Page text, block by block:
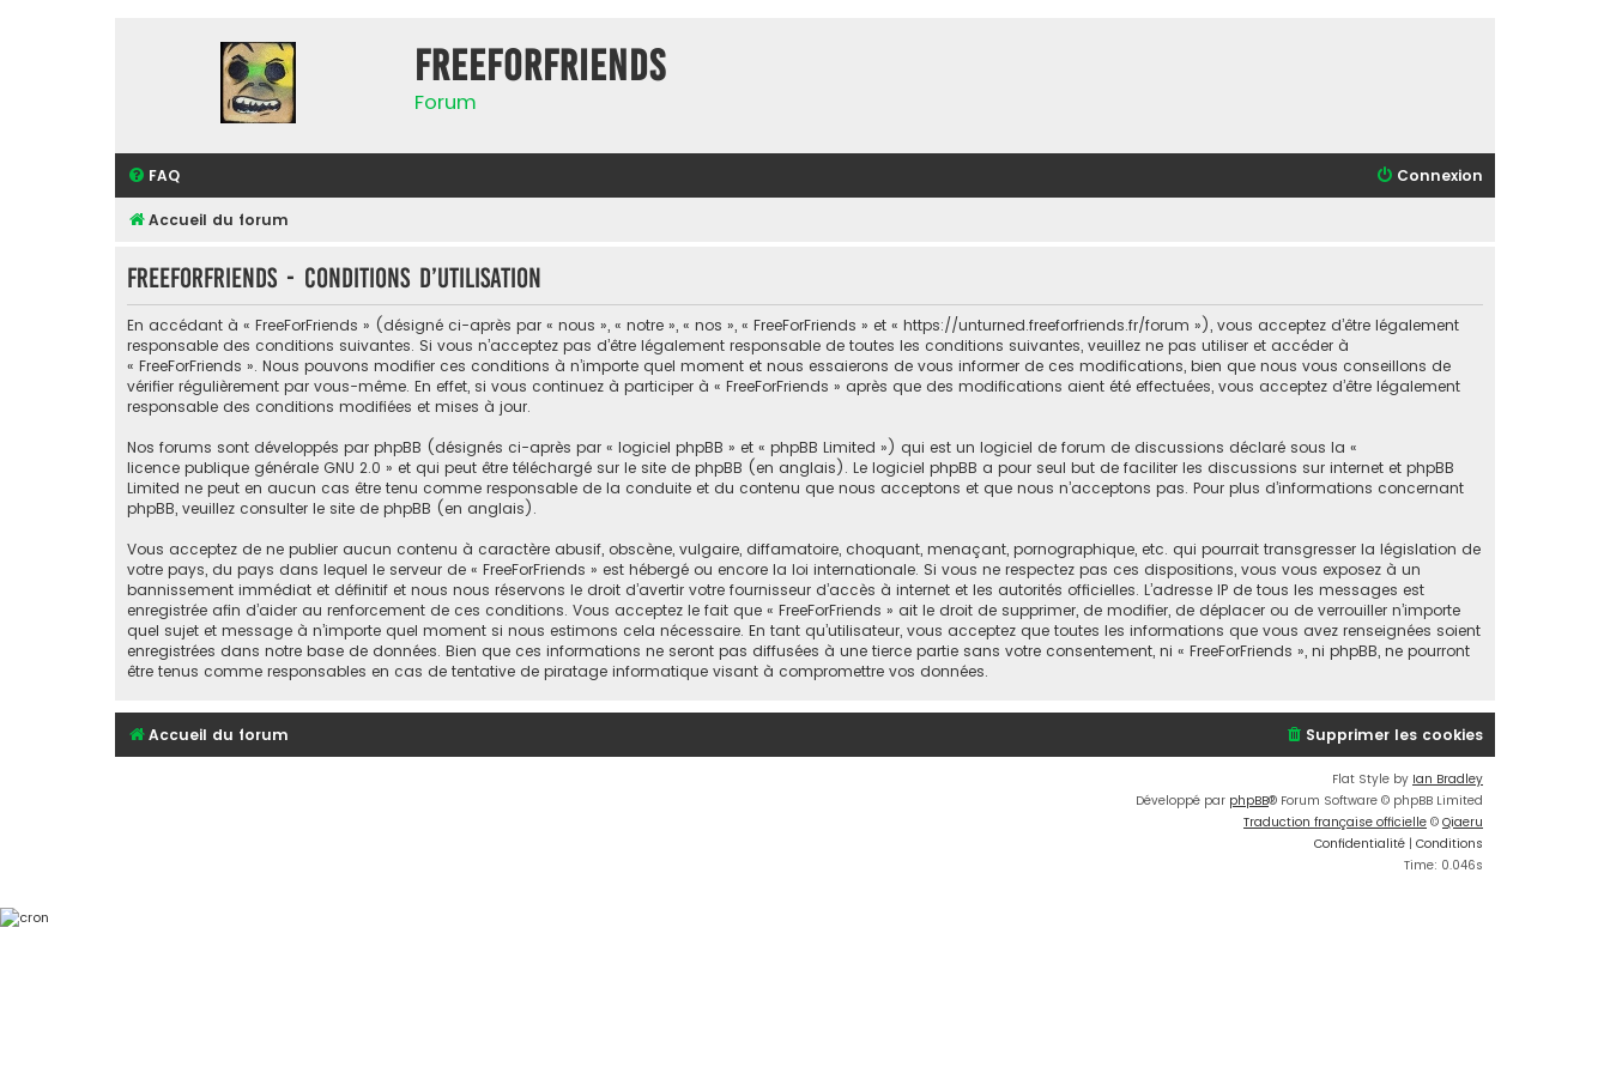
FreeForFriends
Forum
FAQ Connexion
Accueil du forum
FreeForFriends - Conditions d’utilisation
En accédant à « FreeForFriends » (désigné ci-après par « nous », « notre », « nos », « FreeForFriends » et « https://unturned.freeforfriends.fr/forum »), vous acceptez d’être légalement
responsable des conditions suivantes. Si vous n’acceptez pas d’être légalement responsable de toutes les conditions suivantes, veuillez ne pas utiliser et accéder à
« FreeForFriends ». Nous pouvons modifier ces conditions à n’importe quel moment et nous essaierons de vous informer de ces modifications, bien que nous vous conseillons de
vérifier régulièrement par vous-même. En effet, si vous continuez à participer à « FreeForFriends » après que des modifications aient été effectuées, vous acceptez d’être légalement
responsable des conditions modifiées et mises à jour.
Nos forums sont développés par phpBB (désignés ci-après par « logiciel phpBB » et « phpBB Limited ») qui est un logiciel de forum de discussions déclaré sous la «
licence publique générale GNU 2.0 » et qui peut être téléchargé sur le site de phpBB (en anglais). Le logiciel phpBB a pour seul but de faciliter les discussions sur internet et phpBB
Limited ne peut en aucun cas être tenu comme responsable de la conduite et du contenu que nous acceptons et que nous n’acceptons pas. Pour plus d’informations concernant
phpBB, veuillez consulter le site de phpBB (en anglais).
Vous acceptez de ne publier aucun contenu à caractère abusif, obscène, vulgaire, diffamatoire, choquant, menaçant, pornographique, etc. qui pourrait transgresser la législation de
votre pays, du pays dans lequel le serveur de « FreeForFriends » est hébergé ou encore la loi internationale. Si vous ne respectez pas ces dispositions, vous vous exposez à un
bannissement immédiat et définitif et nous nous réservons le droit d’avertir votre fournisseur d’accès à internet et les autorités officielles. L’adresse IP de tous les messages est
enregistrée afin d’aider au renforcement de ces conditions. Vous acceptez le fait que « FreeForFriends » ait le droit de supprimer, de modifier, de déplacer ou de verrouiller n’importe
quel sujet et message à n’importe quel moment si nous estimons cela nécessaire. En tant qu’utilisateur, vous acceptez que toutes les informations que vous avez renseignées soient
enregistrées dans notre base de données. Bien que ces informations ne seront pas diffusées à une tierce partie sans votre consentement, ni « FreeForFriends », ni phpBB, ne pourront
être tenus comme responsables en cas de tentative de piratage informatique visant à compromettre vos données.
Accueil du forum Supprimer les cookies
Flat Style by Ian Bradley
Développé par phpBB® Forum Software © phpBB Limited
Traduction française officielle © Qiaeru
Confidentialité | Conditions
Time: 0.046s